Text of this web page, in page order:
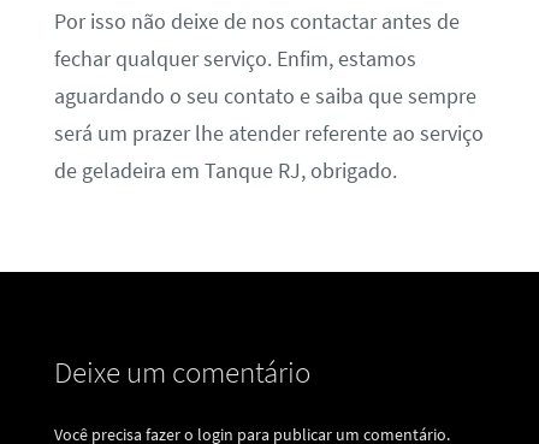
Por isso não deixe de nos contactar antes de
fechar qualquer serviço. Enfim, estamos
aguardando o seu contato e saiba que sempre
será um prazer lhe atender referente ao serviço
de geladeira em Tanque RJ, obrigado.
Deixe um comentário
Você precisa fazer o login para publicar um comentário.